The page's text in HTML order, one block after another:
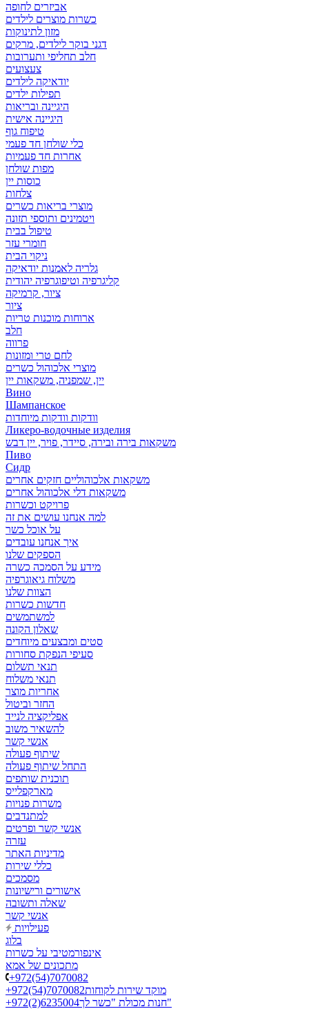
אביזרים לחופה
כשרות מוצרים לילדים
מזון לתינוקות
דגני בוקר לילדים, מרקים
חלב תחליפי ותערובות
צעצועים
יודאיקה לילדים
תפילות ילדים
היגיינה ובריאות
היגיינה אישית
טיפוח גוף
כלי שולחן חד פעמי
אחרות חד פעמיות
מפות שולחן
כוסות יין
צלחות
מוצרי בריאות כשרים
ויטמינים ותוספי תזונה
טיפול בבית
חומרי עזר
ניקוי הבית
גלריה לאמנות יודאיקה
קליגרפיה וטיפוגרפיה יהודית
ציור, קרמיקה
ציור
ארוחות מוכנות טריות
חלב
פרווה
לחם טרי ומזונות
מוצרי אלכוהול כשרים
יין, שמפניה, משקאות יין
Вино
Шампанское
וודקות וודקות מיוחדות
Ликеро-водочные изделия
משקאות בירה ובירה, סיידר, פויר, יין דבש
Пиво
Сидр
משקאות אלכוהוליים חזקים אחרים
משקאות דלי אלכוהול אחרים
פרויקט וכשרות
למה אנחנו עושים את זה
על אוכל כשר
איך אנחנו עובדים
הספקים שלנו
מידע על הסמכה כשרה
משלוח גיאוגרפיה
הצוות שלנו
חדשות כשרות
למשתמשים
שאלון הקונה
סטים ומבצעים מיוחדים
סעיפי הנפקת סחורות
תנאי תשלום
תנאי משלוח
אחריות מוצר
החזר וביטול
אפליקציה לנייד
להשאיר משוב
אנשי קשר
שיתוף פעולה
התחל שיתוף פעולה
תוכנית שותפים
מארקפלייס
משרות פנויות
למתנדבים
אנשי קשר ופרטים
עזרה
מדיניות האתר
כללי שירות
מסמכים
אישורים ורישיונות
שאלה ותשובה
אנשי קשר
פעילויות
בלוג
אינפורמטיבי על כשרות
מתכונים של אמא
+972(54)7070082
+972(54)7070082מוקד שירות לקוחות
+972(2)6235004
חנות מכולת "כשר לך"